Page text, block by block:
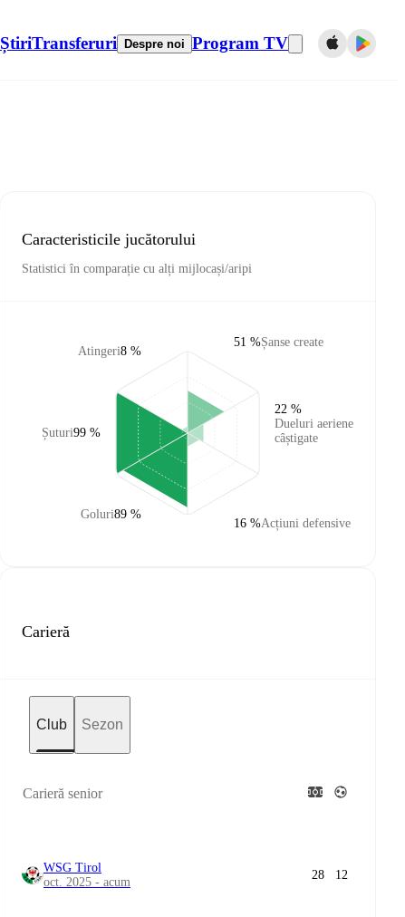
ȘtiriTransferuri Despre noi Program TV
Caracteristicile jucătorului
Statistici în comparație cu alți mijlocași/aripi
Atingeri8 %
Șuturi99 %
Goluri89 %
Șanse create
51 %
Dueluri aeriene
câștigate
22 %
Acțiuni defensive
16 %
Carieră
Club Sezon
Carieră senior
WSG Tirol
oct. 2025 - acum
28 12